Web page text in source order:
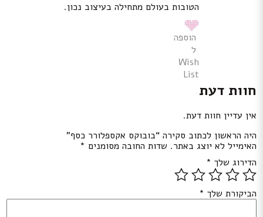
הטובות בעולם מתחילה בעיצוב נכון.
הוספה
ל
Wish
List
חוות דעת
אין עדיין חוות דעת.
היה הראשון לכתוב סקירה “בובוקס אקספלורר כסף”
האימייל לא יוצג באתר. שדות החובה מסומנים *
הדירוג שלך *
הביקורת שלך *